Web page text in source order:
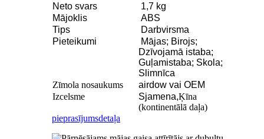
Neto svars
1,7 kg
Mājoklis
ABS
Tips
Darbvirsma
Pieteikumi
Mājas; Birojs;
Dzīvojamā istaba;
Guļamistaba; Skola;
Slimnīca
Zīmola nosaukums
airdow vai OEM
Izcelsme
Sjamena,Ķīna
(kontinentālā daļa)
pieprasījumsdetaļa